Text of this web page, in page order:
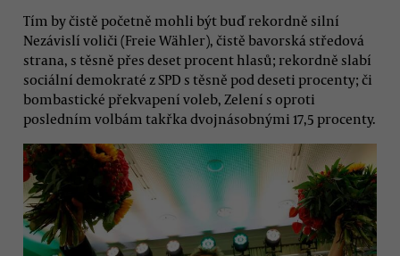
Tím by čistě početně mohli být buď rekordně silní
Nezávislí voliči (Freie Wähler), čistě bavorská středová
strana, s těsně přes deset procent hlasů; rekordně slabí
sociální demokraté z SPD s těsně pod deseti procenty; či
bombastické překvapení voleb, Zelení s oproti
posledním volbám takřka dvojnásobnými 17,5 procenty.